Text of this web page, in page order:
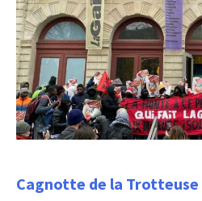
Cagnotte de la Trotteuse